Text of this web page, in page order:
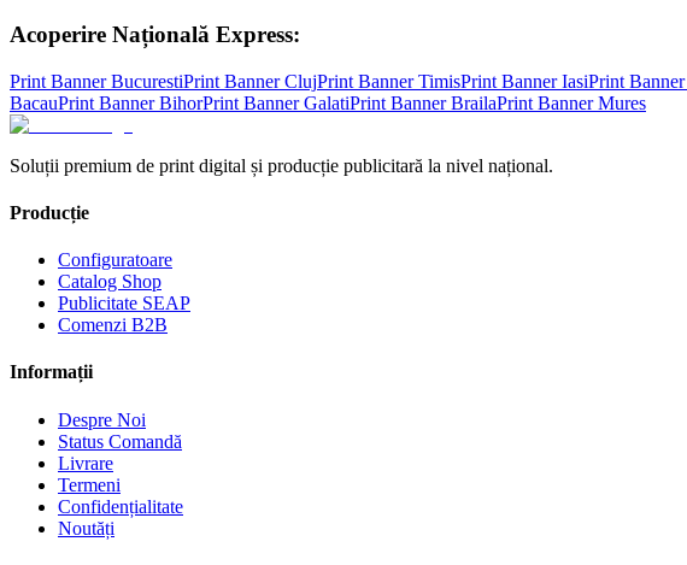
Acoperire Națională Express:
Print BannerBucurestiPrint BannerClujPrint BannerTimisPrint BannerIasiPrint Banner
BacauPrint BannerBihorPrint BannerGalatiPrint BannerBrailaPrint BannerMures
Soluții premium de print digital și producție publicitară la nivel național.
Producție
Configuratoare
Catalog Shop
Publicitate SEAP
Comenzi B2B
Informații
Despre Noi
Status Comandă
Livrare
Termeni
Confidențialitate
Noutăți